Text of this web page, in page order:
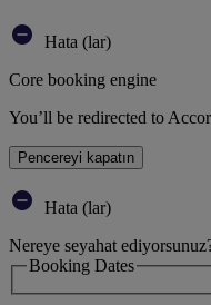
Hata (lar)
Core booking engine
You’ll be redirected to
Pencereyi kapatın
Hata (lar)
Nereye seyahat
Booking Dates